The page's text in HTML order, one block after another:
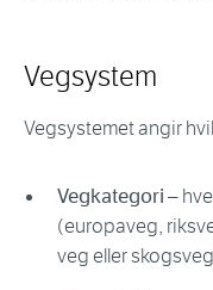
Vegsystem
Vegsystemet angir
Vegkategori–
(europaveg,
veg eller